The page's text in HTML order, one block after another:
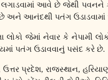
આવે છે જેથી
છે અને આનંદથી પતંગ
લોકો જેમાં નેવાર કે નેપામી
પતંગ ઉડાવવાનું પસંદ કરે છે.
ઉત્તર પ્રદેશ, રાજસ્થાન,